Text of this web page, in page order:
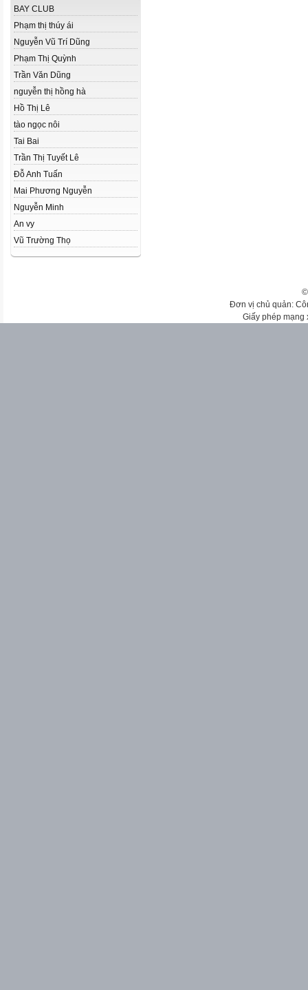
BAY CLUB
Phạm thị thúy ái
Nguyễn Vũ Trí Dũng
Phạm Thị Quỳnh
Trần Văn Dũng
nguyễn thị hồng hà
Hồ Thị Lê
tào ngọc nôi
Tai Bai
Trần Thị Tuyết Lê
Đỗ Anh Tuấn
Mai Phương Nguyễn
Nguyễn Minh
An vy
Vũ Trường Thọ
Đơn vị chủ quản:
Giấy phép mạng